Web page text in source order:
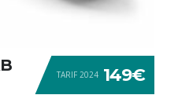
TARIF 2024 149€